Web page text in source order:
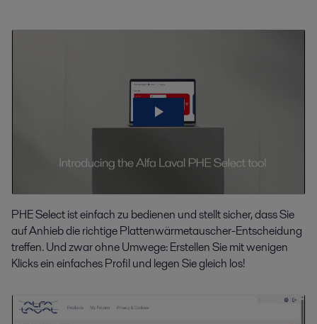
PHE Select ist einfach zu bedienen und stellt sicher, dass Sie
auf Anhieb die richtige Plattenwärmetauscher-Entscheidung
treffen. Und zwar ohne Umwege: Erstellen Sie mit wenigen
Klicks ein einfaches Profil und legen Sie gleich los!